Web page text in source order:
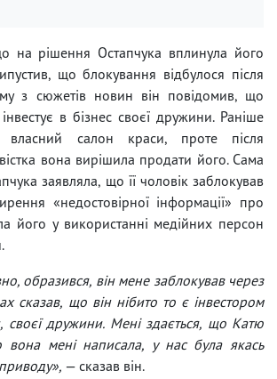
на рішення Остапчука вплинула його
що блокування відбулося після
з сюжетів новин він повідомив, що
в бізнес своєї дружини. Раніше
власний салон краси, проте після
вона вирішила продати його. Сама
заявляла, що її чоловік заблокував
«недостовірної інформації» про
його у використанні медійних персон
образився, він мене заблокував через
сказав, що він нібито то є інвестором
своєї дружини. Мені здається, що Катю
мені написала, у нас була якась
— сказав він.